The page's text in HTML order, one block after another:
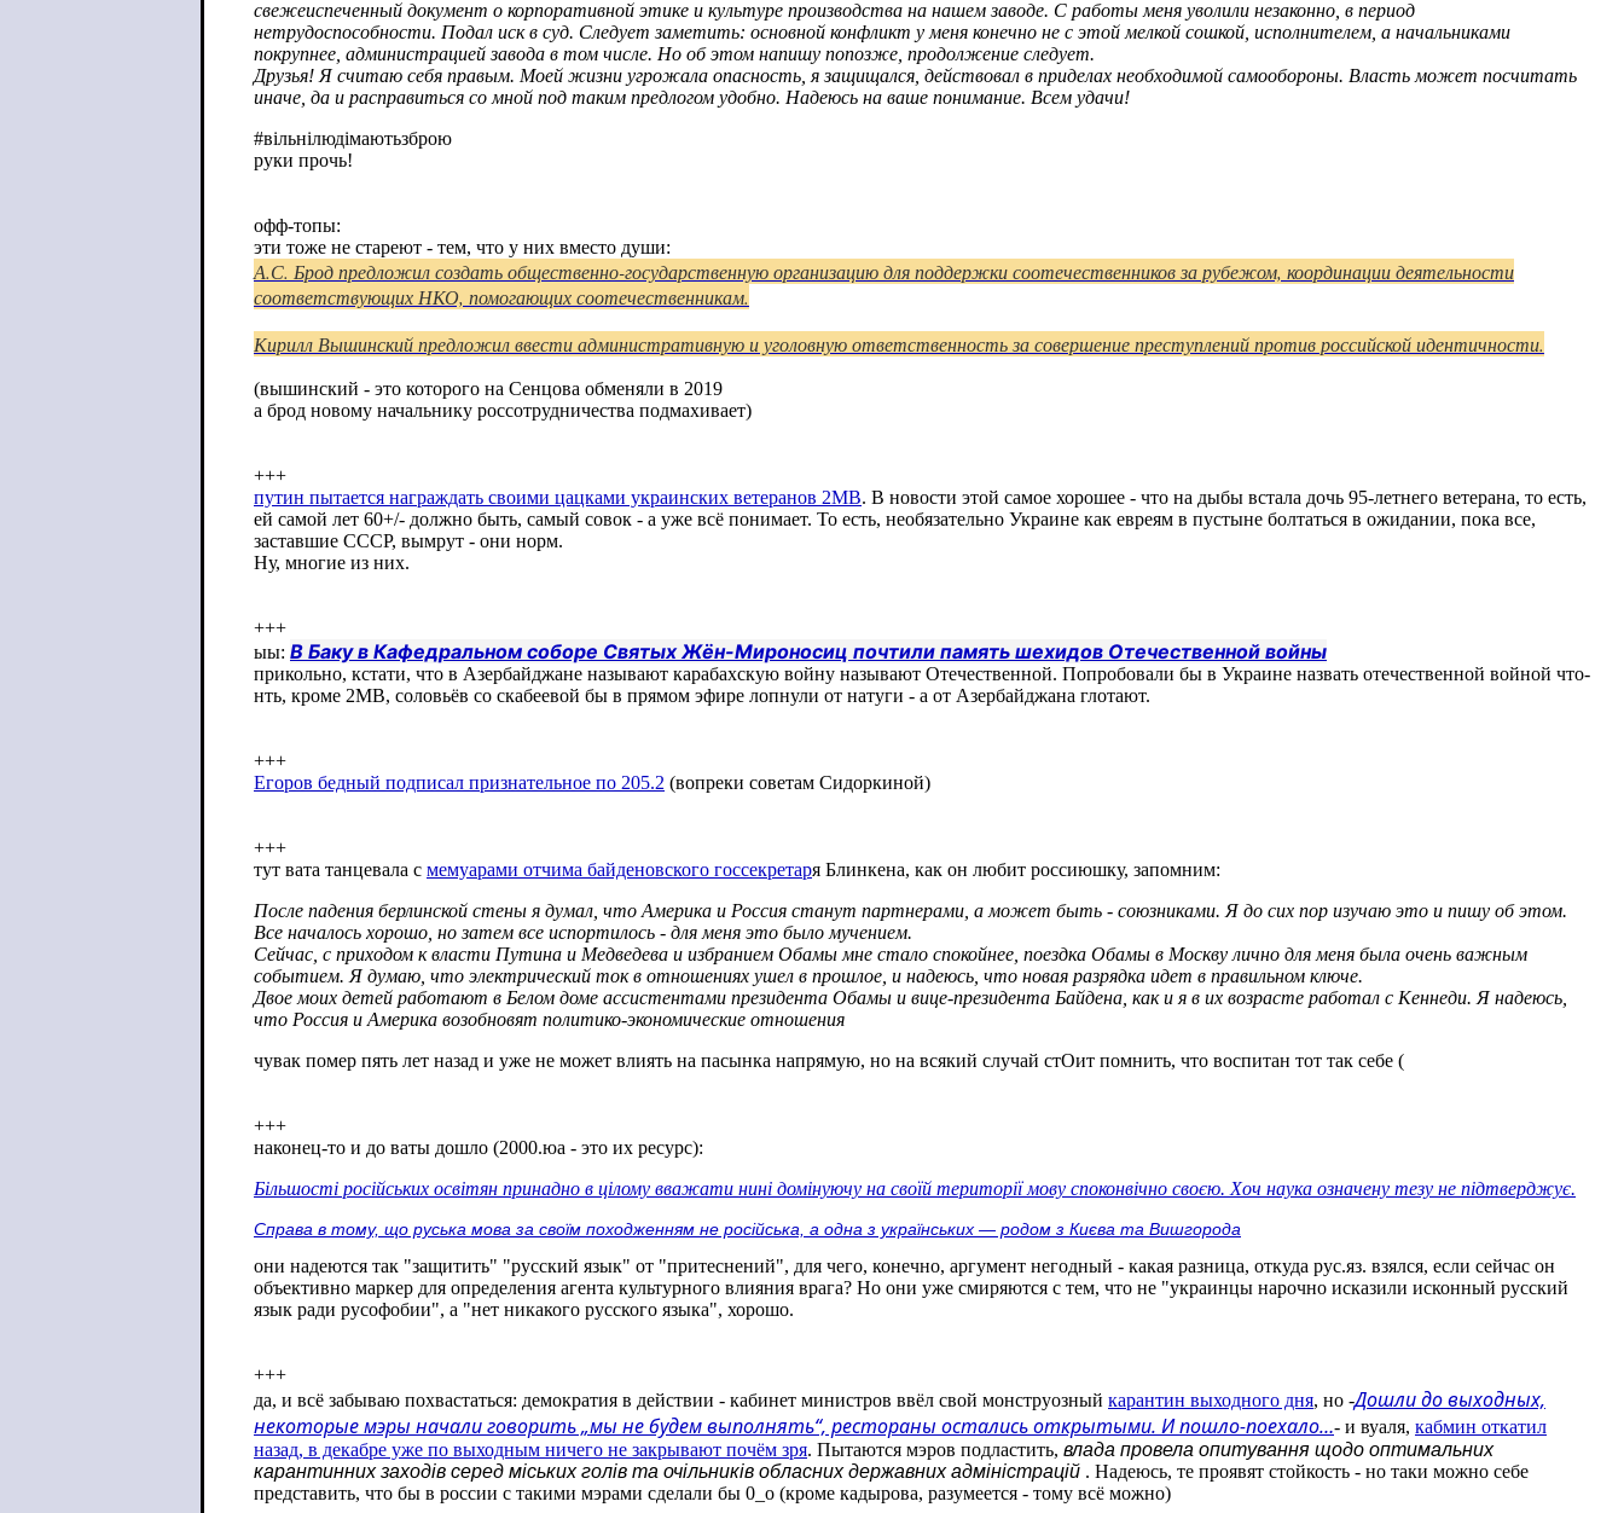
свежеиспеченный документ о корпоративной этике и культуре производства на нашем заводе. С работы меня уволили незаконно, в период
нетрудоспособности. Подал иск в суд. Следует заметить: основной конфликт у меня конечно не с этой мелкой сошкой, исполнителем, а начальниками
покрупнее, администрацией завода в том числе. Но об этом напишу попозже, продолжение следует.
Друзья! Я считаю себя правым. Моей жизни угрожала опасность, я защищался, действовал в приделах необходимой самообороны. Власть может посчитать
иначе, да и расправиться со мной под таким предлогом удобно. Надеюсь на ваше понимание. Всем удачи!
#вільнілюдімаютьзброю
руки прочь!
офф-топы:
эти тоже не стареют - тем, что у них вместо души:
А.С. Брод предложил создать общественно-государственную организацию для поддержки соотечественников за рубежом, координации деятельности
соответствующих НКО, помогающих соотечественникам.
Кирилл Вышинский предложил ввести административную и уголовную ответственность за совершение преступлений против российской идентичности.
(вышинский - это которого на Сенцова обменяли в 2019
а брод новому начальнику россотрудничества подмахивает)
+++
путин пытается награждать своими цацками украинских ветеранов 2МВ. В новости этой самое хорошее - что на дыбы встала дочь 95-летнего ветерана, то есть,
ей самой лет 60+/- должно быть, самый совок - а уже всё понимает. То есть, необязательно Украине как евреям в пустыне болтаться в ожидании, пока все,
заставшие СССР, вымрут - они норм.
Ну, многие из них.
+++
ыы: В Баку в Кафедральном соборе Святых Жён-Мироносиц почтили память шехидов Отечественной войны
прикольно, кстати, что в Азербайджане называют карабахскую войну называют Отечественной. Попробовали бы в Украине назвать отечественной войной что-
нть, кроме 2МВ, соловьёв со скабеевой бы в прямом эфире лопнули от натуги - а от Азербайджана глотают.
+++
Егоров бедный подписал признательное по 205.2 (вопреки советам Сидоркиной)
+++
тут вата танцевала с мемуарами отчима байденовского госсекретаря Блинкена, как он любит россиюшку, запомним:
После падения берлинской стены я думал, что Америка и Россия станут партнерами, а может быть - союзниками. Я до сих пор изучаю это и пишу об этом.
Все началось хорошо, но затем все испортилось - для меня это было мучением.
Сейчас, с приходом к власти Путина и Медведева и избранием Обамы мне стало спокойнее, поездка Обамы в Москву лично для меня была очень важным
событием. Я думаю, что электрический ток в отношениях ушел в прошлое, и надеюсь, что новая разрядка идет в правильном ключе.
Двое моих детей работают в Белом доме ассистентами президента Обамы и вице-президента Байдена, как и я в их возрасте работал с Кеннеди. Я надеюсь,
что Россия и Америка возобновят политико-экономические отношения
чувак помер пять лет назад и уже не может влиять на пасынка напрямую, но на всякий случай стОит помнить, что воспитан тот так себе (
+++
наконец-то и до ваты дошло (2000.юа - это их ресурс):
Більшості російських освітян принадно в цілому вважати нині домінуючу на своїй території мову споконвічно своєю. Хоч наука означену тезу не підтверджує.
Справа в тому, що руська мова за своїм походженням не російська, а одна з українських — родом з Києва та Вишгорода
они надеются так "защитить" "русский язык" от "притеснений", для чего, конечно, аргумент негодный - какая разница, откуда рус.яз. взялся, если сейчас он
объективно маркер для определения агента культурного влияния врага? Но они уже смиряются с тем, что не "украинцы нарочно исказили исконный русский
язык ради русофобии", а "нет никакого русского языка", хорошо.
+++
да, и всё забываю похвастаться: демократия в действии - кабинет министров ввёл свой монструозный карантин выходного дня, но -Дошли до выходных,
некоторые мэры начали говорить „мы не будем выполнять“, рестораны остались открытыми. И пошло-поехало…- и вуаля, кабмин откатил
назад, в декабре уже по выходным ничего не закрывают почём зря. Пытаются мэров подластить, влада провела опитування щодо оптимальних
карантинних заходів серед міських голів та очільників обласних державних адміністрацій . Надеюсь, те проявят стойкость - но таки можно себе
представить, что бы в россии с такими мэрами сделали бы 0_о (кроме кадырова, разумеется - тому всё можно)